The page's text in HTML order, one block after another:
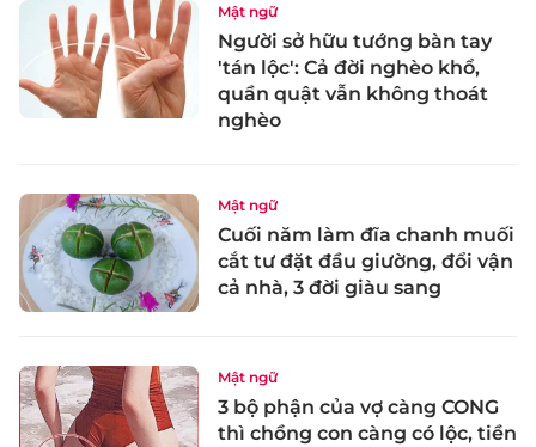
Mật ngữ
Người sở hữu tướng bàn tay
'tán lộc': Cả đời nghèo khổ,
quần quật vẫn không thoát
nghèo
Mật ngữ
Cuối năm làm đĩa chanh muối
cắt tư đặt đầu giường, đổi vận
cả nhà, 3 đời giàu sang
Mật ngữ
3 bộ phận của vợ càng CONG
thì chồng con càng có lộc, tiền